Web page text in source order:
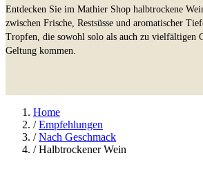
Entdecken Sie im Mathier Shop halbtrockene
zwischen Frische, Restsüsse und aromatischer
Tropfen, die sowohl solo als auch zu vielfältigen
Geltung kommen.
Home
/ Empfehlungen
/ Nach Geschmack
/ Halbtrockener Wein